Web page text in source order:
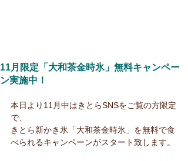
11月限定「大和茶金時氷」無料キャンペー
ン実施中！
本日より11月中はきとらSNSをご覧の方限定
で、
きとら新かき氷「大和茶金時氷」を無料で食
べられるキャンペーンがスタート致します。